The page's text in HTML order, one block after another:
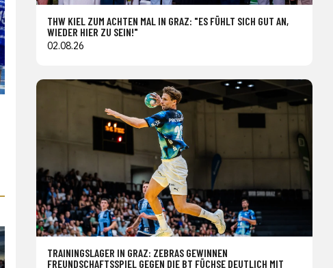
THW KIEL ZUM ACHTEN MAL IN GRAZ: "ES FÜHLT SICH GUT AN,
WIEDER HIER ZU SEIN!"
02.08.26
TRAININGSLAGER IN GRAZ: ZEBRAS GEWINNEN
FREUNDSCHAFTSSPIEL GEGEN DIE BT FÜCHSE DEUTLICH MIT